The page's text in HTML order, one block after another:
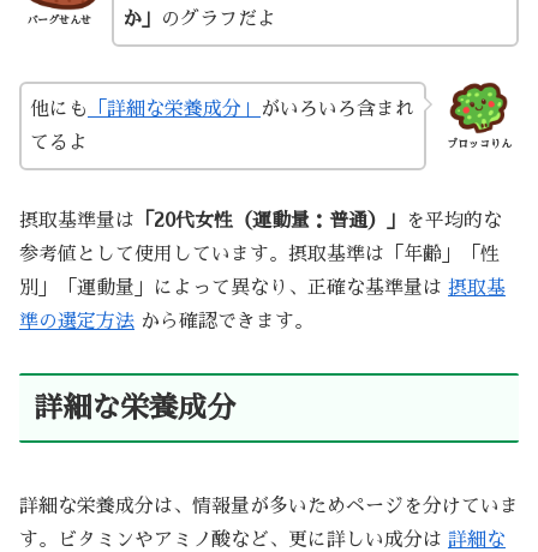
バーグせんせ
か」
のグラフだよ
ブロッコりん
他にも 「詳細な栄養成分」
がいろいろ含まれ
てるよ
摂取基準量は 「20代女性（運動量：普通）」
を平均的な
参考値として使用しています。摂取基準は「年齢」「性
別」「運動量」によって異なり、正確な基準量は 摂取基
準の選定方法 から確認できます。
詳細な栄養成分
詳細な栄養成分は、情報量が多いためページを分けていま
す。ビタミンやアミノ酸など、更に詳しい成分は 詳細な